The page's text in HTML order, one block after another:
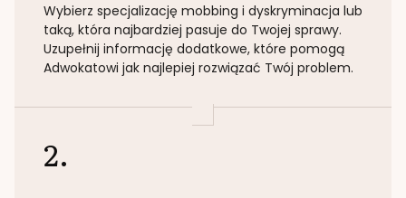
Wybierz specjalizację mobbing i dyskryminacja lub
taką, która najbardziej pasuje do Twojej sprawy.
Uzupełnij informację dodatkowe, które pomogą
Adwokatowi jak najlepiej rozwiązać Twój problem.
2.